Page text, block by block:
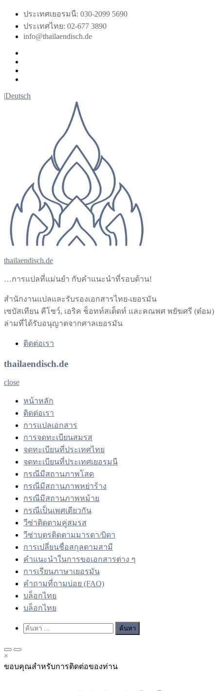
Skip
content
ประเทศเยอรมนี: 030-2099 5690
ประเทศไทย: 02-677 3890
info@thailaendisch.de
|Deutsch
thailaendisch.de
…การแปลที่แม่นยำ กับคำแนะนำที่รอบด้าน!
สำนักงานแปลและรับรองเอกสารไทย-เยอรมัน
เซบัสเทียน คีโซว์, เอริค ช็อทท์สเต็ดท์ และคณพศ พยัฆศรี (ต๋อม)
ล่ามที่ได้รับอนุญาตจากศาลเยอรมัน
ติดต่อเรา
thailaendisch.de
close
หน้าหลัก
ติดต่อเรา
การแปลเอกสาร
การจดทะเบียนสมรส
จดทะเบียนที่ประเทศไทย
จดทะเบียนที่ประเทศเยอรมนี
กรณีมีสถานภาพโสด
กรณีมีสถานภาพหย่าร้าง
กรณีมีสถานภาพหม้าย
กรณีเป็นเพศเดียวกัน
วีซ่าติดตามคู่สมรส
วีซ่าบุตรติดตามมารดา/บิดา
การเปลี่ยนชื่อสกุลตามสามี
คำแนะนำในการขอเอกสารต่าง ๆ
การเรียนภาษาเยอรมัน
คำถามที่ถามบ่อย (FAQ)
บล็อกไทย
บล็อกไทย
Show
Search
ค้นหา
Primary
for
Primary
for
×
ขอบคุณสำหรับการติดต่อของท่าน